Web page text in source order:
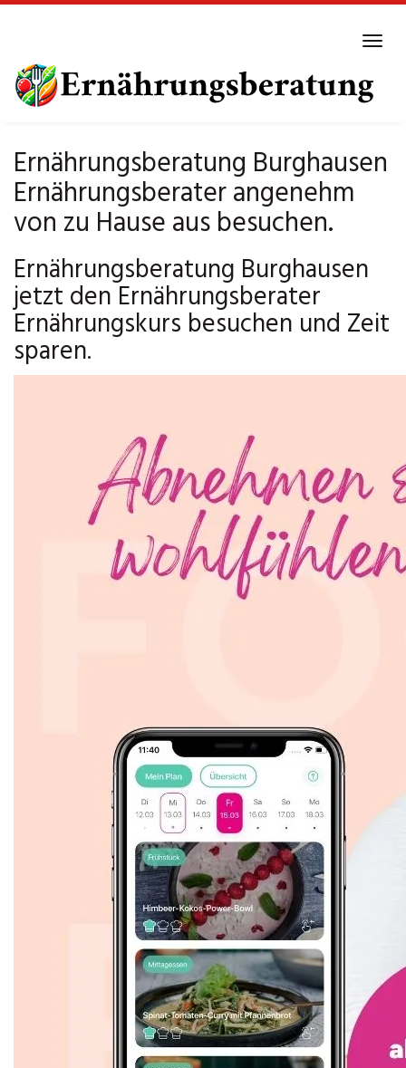
main
content
Ernährungsberatung Burghausen
Ernährungsberater angenehm
von zu Hause aus besuchen.
Ernährungsberatung Burghausen
jetzt den Ernährungsberater
Ernährungskurs besuchen und Zeit
sparen.